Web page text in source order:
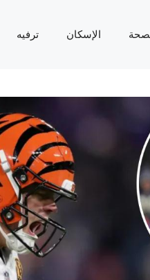
الإسكان ترفيه